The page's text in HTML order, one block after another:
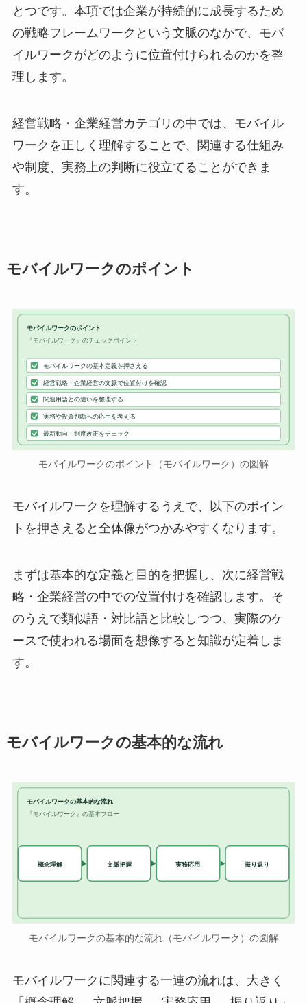
とつです。本項では企業が持続的に成長するため
の戦略フレームワークという文脈のなかで、モバ
イルワークがどのように位置付けられるのかを整
理します。
経営戦略・企業経営カテゴリの中では、モバイル
ワークを正しく理解することで、関連する仕組み
や制度、実務上の判断に役立てることができま
す。
モバイルワークのポイント
モバイルワークのポイント
『モバイルワーク』のチェックポイント
モバイルワークの基本定義を押さえる
経営戦略・企業経営の文脈で位置付けを確認
関連用語との違いを整理する
実務や投資判断への応用を考える
最新動向・制度改正をチェック
モバイルワークのポイント（モバイルワーク）の図解
モバイルワークを理解するうえで、以下のポイン
トを押さえると全体像がつかみやすくなります。
まずは基本的な定義と目的を把握し、次に経営戦
略・企業経営の中での位置付けを確認します。そ
のうえで類似語・対比語と比較しつつ、実際のケ
ースで使われる場面を想像すると知識が定着しま
す。
モバイルワークの基本的な流れ
モバイルワークの基本的な流れ
『モバイルワーク』の基本フロー
概念理解 文脈把握 実務応用 振り返り
モバイルワークの基本的な流れ（モバイルワーク）の図解
モバイルワークに関連する一連の流れは、大きく